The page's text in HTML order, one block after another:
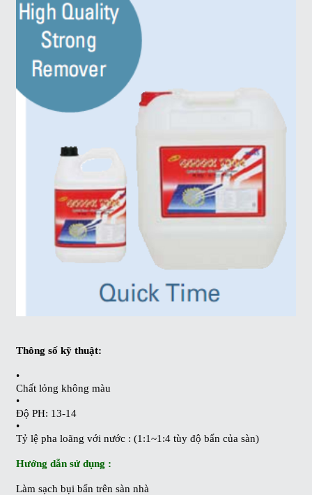
Thông số kỹ thuật:
•
Chất lỏng không màu
•
Độ PH: 13-14
•
Tỷ lệ pha loãng với nước : (1:1~1:4 tùy độ bẩn của sàn)
Hướng dẫn sử dụng :
Làm sạch bụi bẩn trên sàn nhà